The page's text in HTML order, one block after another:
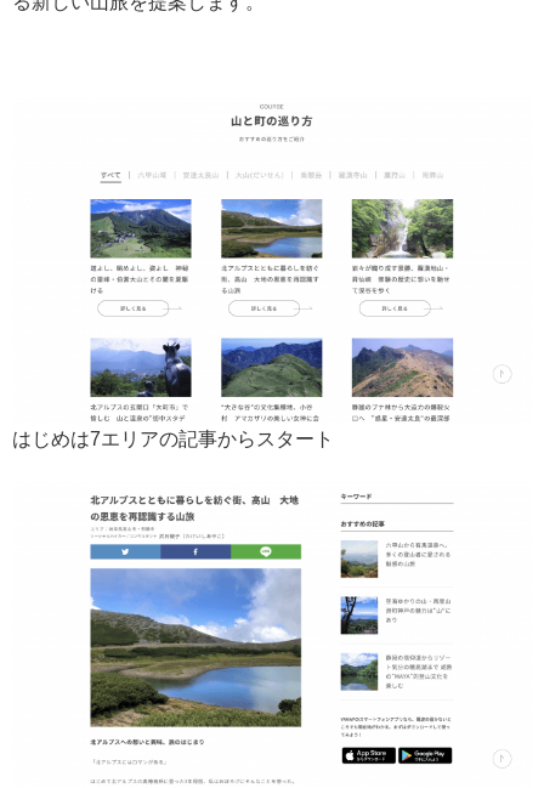
はじめは7エリアの記事からスタート